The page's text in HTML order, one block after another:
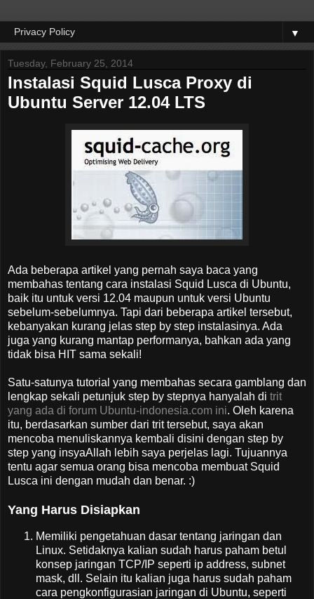
▼
Tuesday, February 25, 2014
Instalasi Squid Lusca Proxy di
Ubuntu Server 12.04 LTS
Ada beberapa artikel yang pernah saya baca yang
membahas tentang cara instalasi Squid Lusca di Ubuntu,
baik itu untuk versi 12.04 maupun untuk versi Ubuntu
sebelum-sebelumnya. Tapi dari beberapa artikel tersebut,
kebanyakan kurang jelas step by step instalasinya. Ada
juga yang kurang mantap performanya, bahkan ada yang
tidak bisa HIT sama sekali!
Satu-satunya tutorial yang membahas secara gamblang dan
lengkap sekali petunjuk step by stepnya hanyalah di trit
yang ada di forum Ubuntu-indonesia.com ini. Oleh karena
itu, berdasarkan sumber dari trit tersebut, saya akan
mencoba menuliskannya kembali disini dengan step by
step yang insyaAllah lebih saya perjelas lagi. Tujuannya
tentu agar semua orang bisa mencoba membuat Squid
Lusca ini dengan mudah dan benar. :)
Yang Harus Disiapkan
Memiliki pengetahuan dasar tentang jaringan dan
Linux. Setidaknya kalian sudah harus paham betul
konsep jaringan TCP/IP seperti ip address, subnet
mask, dll. Selain itu kalian juga harus sudah paham
cara pengkonfigurasian jaringan di Ubuntu, seperti